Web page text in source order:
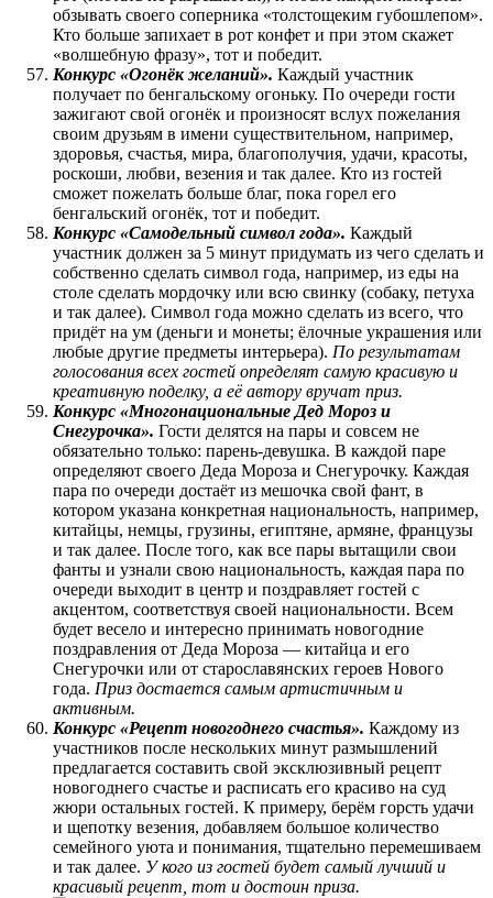
обзывать своего соперника «толстощеким губошлепом».
Кто больше запихает в рот конфет и при этом скажет
«волшебную фразу», тот и победит.
Конкурс «Огонёк желаний». Каждый участник
получает по бенгальскому огоньку. По очереди гости
зажигают свой огонёк и произносят вслух пожелания
своим друзьям в имени существительном, например,
здоровья, счастья, мира, благополучия, удачи, красоты,
роскоши, любви, везения и так далее. Кто из гостей
сможет пожелать больше благ, пока горел его
бенгальский огонёк, тот и победит.
Конкурс «Самодельный символ года». Каждый
участник должен за 5 минут придумать из чего сделать и
собственно сделать символ года, например, из еды на
столе сделать мордочку или всю свинку (собаку, петуха
и так далее). Символ года можно сделать из всего, что
придёт на ум (деньги и монеты; ёлочные украшения или
любые другие предметы интерьера). По результатам
голосования всех гостей определят самую красивую и
креативную поделку, а её автору вручат приз.
Конкурс «Многонациональные Дед Мороз и
Снегурочка». Гости делятся на пары и совсем не
обязательно только: парень-девушка. В каждой паре
определяют своего Деда Мороза и Снегурочку. Каждая
пара по очереди достаёт из мешочка свой фант, в
котором указана конкретная национальность, например,
китайцы, немцы, грузины, египтяне, армяне, французы
и так далее. После того, как все пары вытащили свои
фанты и узнали свою национальность, каждая пара по
очереди выходит в центр и поздравляет гостей с
акцентом, соответствуя своей национальности. Всем
будет весело и интересно принимать новогодние
поздравления от Деда Мороза — китайца и его
Снегурочки или от старославянских героев Нового
года. Приз достается самым артистичным и
активным.
Конкурс «Рецепт новогоднего счастья». Каждому из
участников после нескольких минут размышлений
предлагается составить свой эксклюзивный рецепт
новогоднего счастье и расписать его красиво на суд
жюри остальных гостей. К примеру, берём горсть удачи
и щепотку везения, добавляем большое количество
семейного уюта и понимания, тщательно перемешиваем
и так далее. У кого из гостей будет самый лучший и
красивый рецепт, тот и достоин приза.